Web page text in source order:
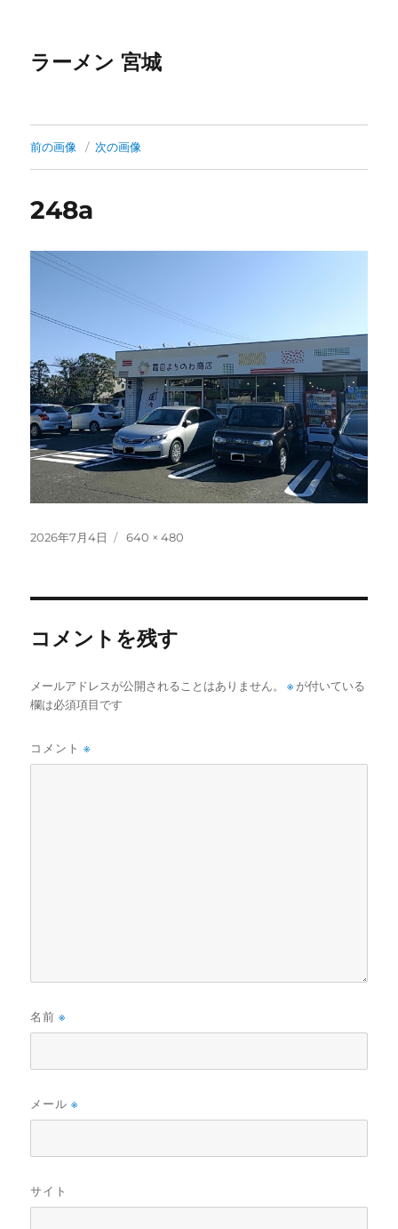
ラーメン 宮城
前の画像 次の画像
248a
投
2026年7月4日
フ
640 × 480
コメントを残す
メールアドレスが公開されることはありません。 ※ が付いている
欄は必須項目です
コメント※
名前※
メール※
サイト